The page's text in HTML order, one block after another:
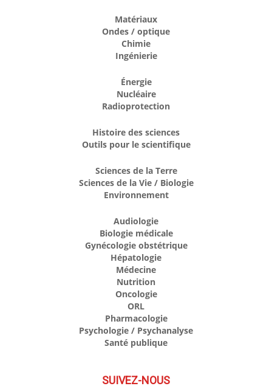
Matériaux
Ondes / optique
Chimie
Ingénierie
Énergie
Nucléaire
Radioprotection
Histoire des sciences
Outils pour le scientifique
Sciences de la Terre
Sciences de la Vie / Biologie
Environnement
Audiologie
Biologie médicale
Gynécologie obstétrique
Hépatologie
Médecine
Nutrition
Oncologie
ORL
Pharmacologie
Psychologie / Psychanalyse
Santé publique
SUIVEZ-NOUS